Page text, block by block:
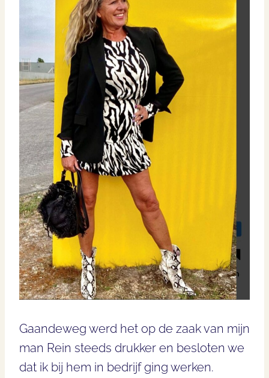
Gaandeweg werd het op de zaak van mijn
man Rein steeds drukker en besloten we
dat ik bij hem in bedrijf ging werken.